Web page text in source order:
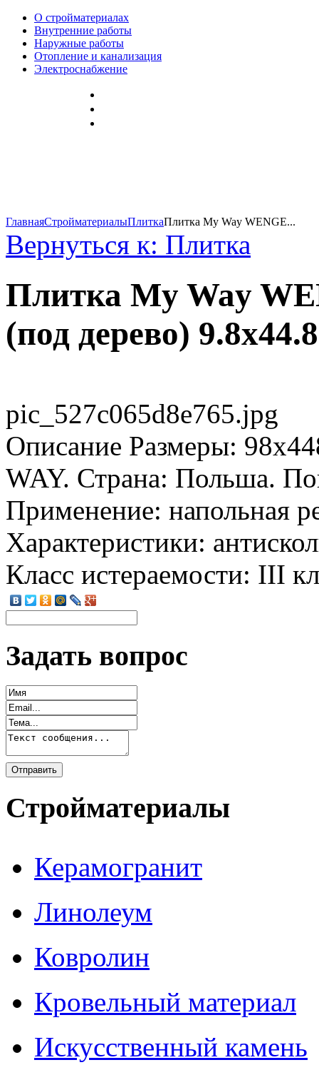
О стройматериалах
Внутренние работы
Наружные работы
Отопление и канализация
Электроснабжение
ГлавнаяСтройматериалыПлиткаПлитка My Way WENGE...
Вернуться к: Плитка
Плитка My Way
(под дерево) 9.8x44.8
pic_527c065d8e765.jpg
Описание Размеры:
WAY. Страна: Польша.
Применение: напольная
Характеристики:
Класс истераемости: III
Задать вопрос
Стройматериалы
Керамогранит
Линолеум
Ковролин
Кровельный материал
Искусственный камень